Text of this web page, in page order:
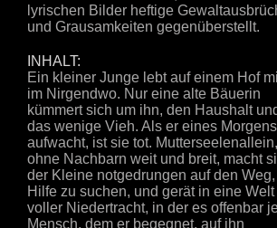
lyrischen Bilder heftige
und Grausamkeiten gegenüberstellt.
INHALT:
Ein kleiner Junge lebt auf einem Hof
im Nirgendwo. Nur eine alte Bäuerin
kümmert sich um ihn, den Haushalt
das wenige Vieh. Als er eines Morgens
aufwacht, ist sie tot. Mutterseelenallein,
ohne Nachbarn weit und breit, macht
der Kleine notgedrungen auf den
Hilfe zu suchen, und gerät in eine Welt
voller Niedertracht, in der es offenbar
Mensch, dem er begegnet, auf ihn